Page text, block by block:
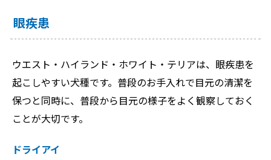
眼疾患
ウエスト・ハイランド・ホワイト・テリアは、眼疾患を
起こしやすい犬種です。普段のお手入れで目元の清潔を
保つと同時に、普段から目元の様子をよく観察しておく
ことが大切です。
ドライアイ